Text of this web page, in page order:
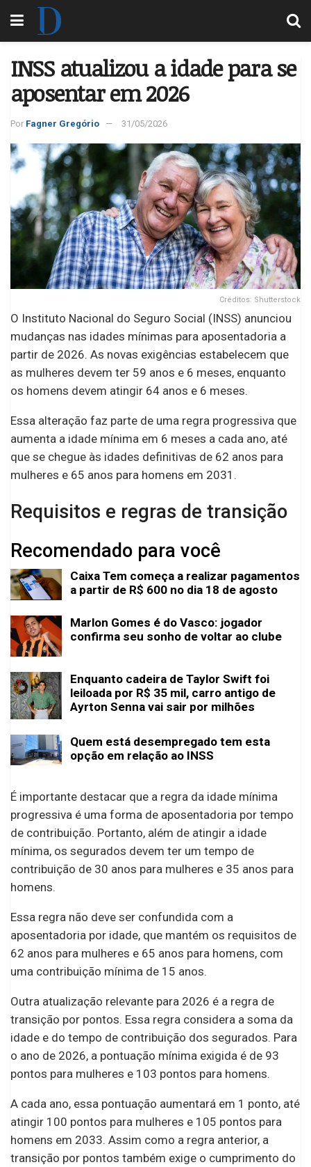
INSS atualizou a idade para se
aposentar em 2026
Por Fagner Gregório 31/05/2026
Créditos: Shutterstock
O Instituto Nacional do Seguro Social (INSS) anunciou
mudanças nas idades mínimas para aposentadoria a
partir de 2026. As novas exigências estabelecem que
as mulheres devem ter 59 anos e 6 meses, enquanto
os homens devem atingir 64 anos e 6 meses.
Essa alteração faz parte de uma regra progressiva que
aumenta a idade mínima em 6 meses a cada ano, até
que se chegue às idades definitivas de 62 anos para
mulheres e 65 anos para homens em 2031.
Requisitos e regras de transição
Recomendado para você
Caixa Tem começa a realizar pagamentos
a partir de R$ 600 no dia 18 de agosto
Marlon Gomes é do Vasco: jogador
confirma seu sonho de voltar ao clube
Enquanto cadeira de Taylor Swift foi
leiloada por R$ 35 mil, carro antigo de
Ayrton Senna vai sair por milhões
Quem está desempregado tem esta
opção em relação ao INSS
É importante destacar que a regra da idade mínima
progressiva é uma forma de aposentadoria por tempo
de contribuição. Portanto, além de atingir a idade
mínima, os segurados devem ter um tempo de
contribuição de 30 anos para mulheres e 35 anos para
homens.
Essa regra não deve ser confundida com a
aposentadoria por idade, que mantém os requisitos de
62 anos para mulheres e 65 anos para homens, com
uma contribuição mínima de 15 anos.
Outra atualização relevante para 2026 é a regra de
transição por pontos. Essa regra considera a soma da
idade e do tempo de contribuição dos segurados. Para
o ano de 2026, a pontuação mínima exigida é de 93
pontos para mulheres e 103 pontos para homens.
A cada ano, essa pontuação aumentará em 1 ponto, até
atingir 100 pontos para mulheres e 105 pontos para
homens em 2033. Assim como a regra anterior, a
transição por pontos também exige o cumprimento do